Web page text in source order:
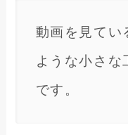
動画を見てい
ような小さな
です。